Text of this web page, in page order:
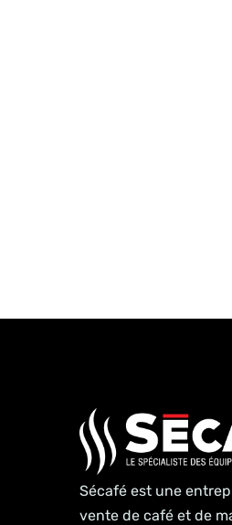
Sécafé est une
vente de café et de